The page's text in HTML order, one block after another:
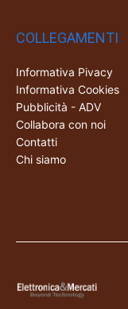
COLLEGAMENTI
Informativa Pivacy
Informativa Cookies
Pubblicità - ADV
Collabora con noi
Contatti
Chi siamo